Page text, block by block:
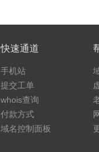
快速通道
手机站
提交工单
whois查询
付款方式
域名控制面板